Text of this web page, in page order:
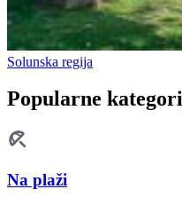
Solunska regija
Popularne
Na plaži